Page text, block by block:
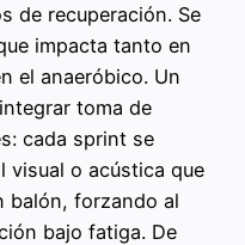
de recuperación. Se
impacta tanto en
el anaeróbico. Un
toma de
cada sprint se
visual o acústica que
balón, forzando al
bajo fatiga. De